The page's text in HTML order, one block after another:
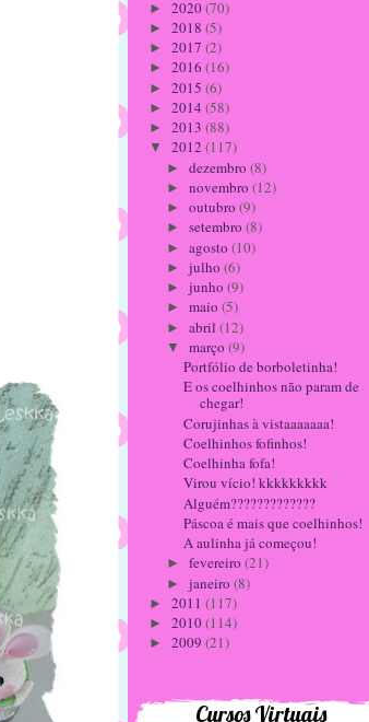
► 2020(70)
► 2018 (5)
► 2017 (2)
► 2016 (16)
► 2015 (6)
► 2014 (58)
► 2013 (88)
▼ 2012 (117)
► dezembro (8)
► novembro (12)
► outubro (9)
► setembro (8)
► agosto (10)
► julho (6)
► junho (9)
► maio (5)
► abril (12)
▼ março (9)
Portfólio de borboletinha!
E os coelhinhos não param de
chegar!
Corujinhas à vistaaaaaaa!
Coelhinhos fofinhos!
Coelhinha fofa!
Virou vício! kkkkkkkkk
Alguém?????????????
Páscoa é mais que coelhinhos!
A aulinha já começou!
► fevereiro (21)
► janeiro (8)
► 2011 (117)
► 2010(114)
► 2009 (21)
Cursos Virtuais